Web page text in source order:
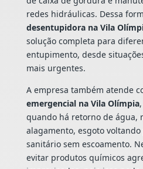
redes hidráulicas. Dessa
desentupidora na Vila
solução completa para
entupimento, desde
mais urgentes.
A empresa também atende
emergencial na Vila Olímpia
quando há retorno de água,
alagamento, esgoto
sanitário sem escoamento.
evitar produtos químicos